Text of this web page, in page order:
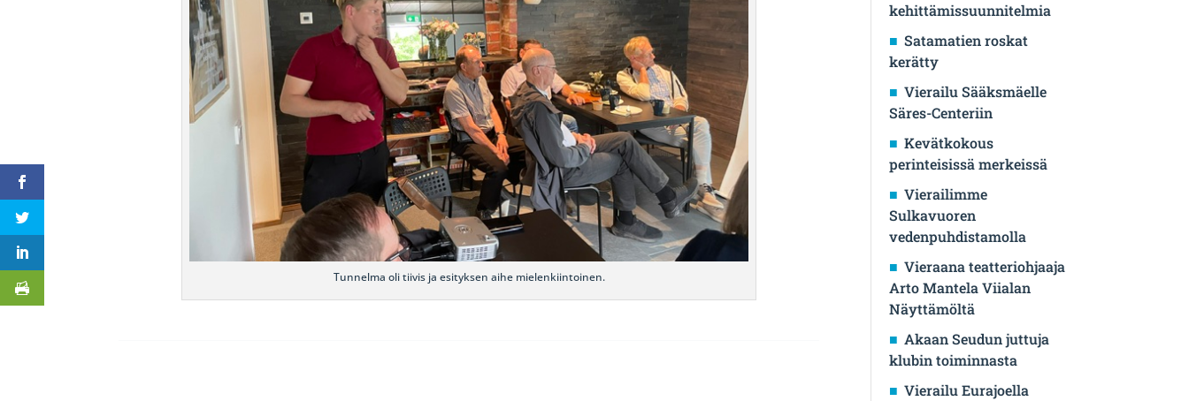
Tunnelma oli tiivis ja esityksen aihe mielenkiintoinen.
kehittämissuunnitelmia
Satamatien roskat
kerätty
Vierailu Sääksmäelle
Säres-Centeriin
Kevätkokous
perinteisissä merkeissä
Vierailimme
Sulkavuoren
vedenpuhdistamolla
Vieraana teatteriohjaaja
Arto Mantela Viialan
Näyttämöltä
Akaan Seudun juttuja
klubin toiminnasta
Vierailu Eurajoella